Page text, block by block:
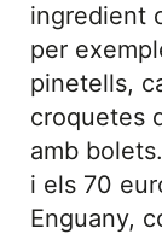
ingredient
per
pinetells,
croquetes
amb
i els 70
Enguany,